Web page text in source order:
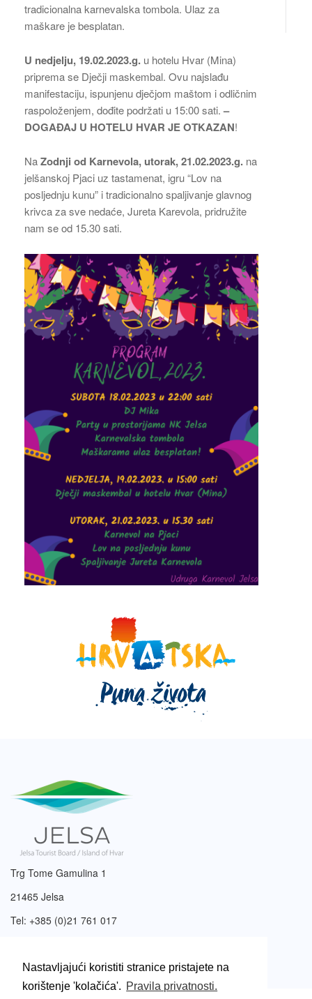
Nastavljajući koristiti stranice pristajete na
korištenje 'kolačića'. Pravila privatnosti.
tradicionalna karnevalska tombola. Ulaz za
maškare je besplatan.
U nedjelju, 19.02.2023.g. u hotelu Hvar (Mina)
priprema se Dječji maskembal. Ovu najslađu
manifestaciju, ispunjenu dječjom maštom i odličnim
raspoloženjem, dođite podržati u 15:00 sati. –
DOGAĐAJ U HOTELU HVAR JE OTKAZAN!
NaZodnji od Karnevola, utorak, 21.02.2023.g. na
jelšanskoj Pjaci uz tastamenat, igru “Lov na
posljednju kunu” i tradicionalno spaljivanje glavnog
krivca za sve nedaće, Jureta Karevola, pridružite
nam se od 15.30 sati.
Trg Tome Gamulina 1
21465 Jelsa
Tel: +385 (0)21 761 017